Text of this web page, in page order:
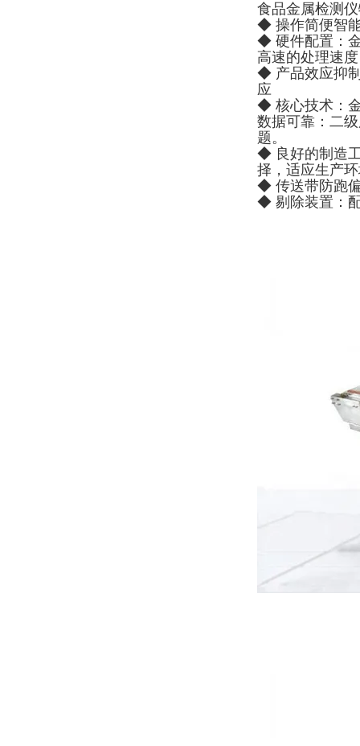
食品金属检测
◆ 操作简便智
◆ 硬件配置：
高速的处理速度
◆ 产品效应抑
应
◆ 核心技术：
数据可靠：二
题。
◆ 良好的制造
择，适应生产
◆ 传送带防跑
◆ 剔除装置：